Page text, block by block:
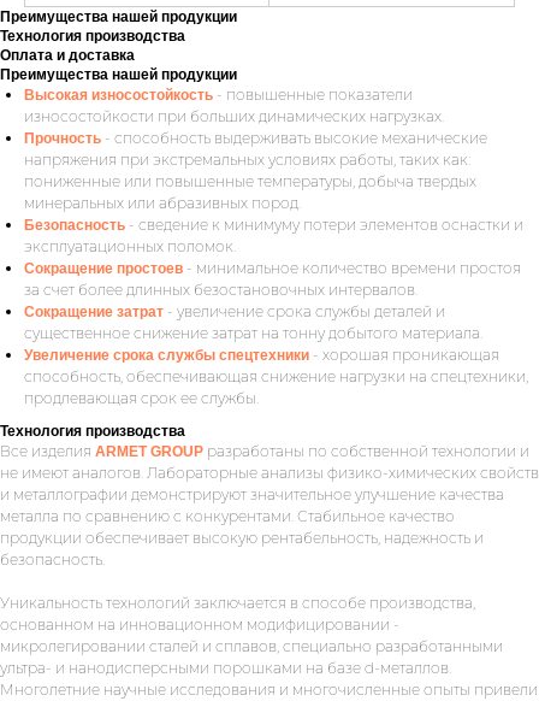
Преимущества нашей продукции
Технология производства
Оплата и доставка
Преимущества нашей продукции
Высокая износостойкость - повышенные показатели
износостойкости при больших динамических нагрузках.
Прочность - способность выдерживать высокие механические
напряжения при экстремальных условиях работы, таких как:
пониженные или повышенные температуры, добыча твердых
минеральных или абразивных пород.
Безопасность - сведение к минимуму потери элементов оснастки и
эксплуатационных поломок.
Сокращение простоев - минимальное количество времени простоя
за счет более длинных безостановочных интервалов.
Сокращение затрат - увеличение срока службы деталей и
существенное снижение затрат на тонну добытого материала.
Увеличение срока службы спецтехники - хорошая проникающая
способность, обеспечивающая снижение нагрузки на спецтехники,
продлевающая срок ее службы.
Технология производства
Все изделия ARMET GROUP разработаны по собственной технологии и
не имеют аналогов. Лабораторные анализы физико-химических свойств
и металлографии демонстрируют значительное улучшение качества
металла по сравнению с конкурентами. Стабильное качество
продукции обеспечивает высокую рентабельность, надежность и
безопасность.
Уникальность технологий заключается в способе производства,
основанном на инновационном модифицировании -
микролегировании сталей и сплавов, специально разработанными
ультра- и нанодисперсными порошками на базе d-металлов.
Многолетние научные исследования и многочисленные опыты привели